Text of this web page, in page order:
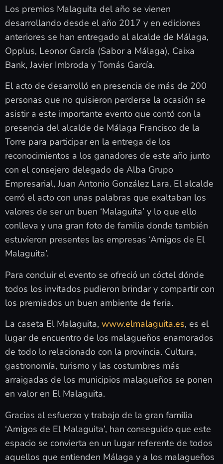
Los premios Malaguita del año se vienen
desarrollando desde el año 2017 y en ediciones
anteriores se han entregado al alcalde de Málaga,
Opplus, Leonor García (Sabor a Málaga), Caixa
Bank, Javier Imbroda y Tomás García.
El acto de desarrolló en presencia de más de 200
personas que no quisieron perderse la ocasión se
asistir a este importante evento que contó con la
presencia del alcalde de Málaga Francisco de la
Torre para participar en la entrega de los
reconocimientos a los ganadores de este año junto
con el consejero delegado de Alba Grupo
Empresarial, Juan Antonio González Lara. El alcalde
cerró el acto con unas palabras que exaltaban los
valores de ser un buen ‘Malaguita’ y lo que ello
conlleva y una gran foto de familia donde también
estuvieron presentes las empresas ‘Amigos de El
Malaguita’.
Para concluir el evento se ofreció un cóctel dónde
todos los invitados pudieron brindar y compartir con
los premiados un buen ambiente de feria.
La caseta El Malaguita, www.elmalaguita.es, es el
lugar de encuentro de los malagueños enamorados
de todo lo relacionado con la provincia. Cultura,
gastronomía, turismo y las costumbres más
arraigadas de los municipios malagueños se ponen
en valor en El Malaguita.
Gracias al esfuerzo y trabajo de la gran familia
‘Amigos de El Malaguita’, han conseguido que este
espacio se convierta en un lugar referente de todos
aquellos que entienden Málaga y a los malagueños